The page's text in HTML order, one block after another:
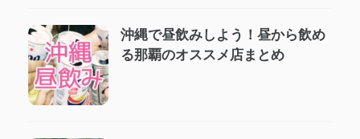
沖縄で昼飲みしよう！昼から飲め
る那覇のオススメ店まとめ